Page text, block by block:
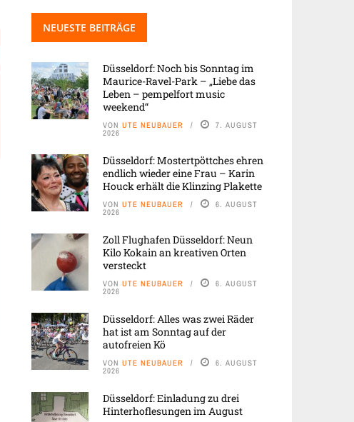
NEUESTE BEITRÄGE
Düsseldorf: Noch bis Sonntag im
Maurice-Ravel-Park – „Liebe das
Leben – pempelfort music
weekend“
VON UTE NEUBAUER 7. AUGUST
2026
Düsseldorf: Mostertpöttches ehren
endlich wieder eine Frau – Karin
Houck erhält die Klinzing Plakette
VON UTE NEUBAUER 6. AUGUST
2026
Zoll Flughafen Düsseldorf: Neun
Kilo Kokain an kreativen Orten
versteckt
VON UTE NEUBAUER 6. AUGUST
2026
Düsseldorf: Alles was zwei Räder
hat ist am Sonntag auf der
autofreien Kö
VON UTE NEUBAUER 6. AUGUST
2026
Düsseldorf: Einladung zu drei
Hinterhoflesungen im August